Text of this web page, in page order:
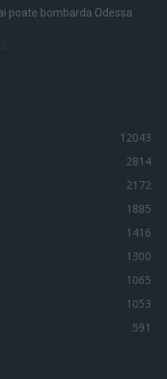
poate bombarda Odessa
12043
2814
2172
1885
1416
1300
1065
1053
591